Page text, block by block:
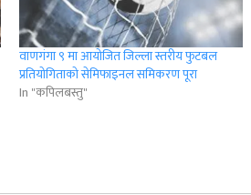
वाणगंगा ९ मा आयोजित जिल्ला स्तरीय फुटबल
प्रतियोगिताको सेमिफाइनल समिकरण पूरा
In "कपिलबस्तु"